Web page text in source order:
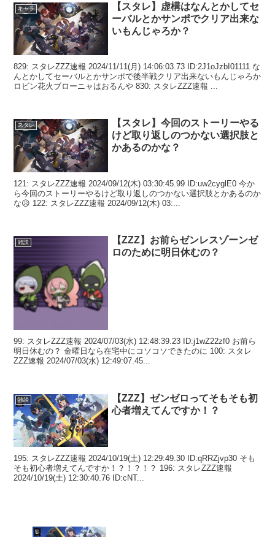
キャラ
【スタレ】虚構はなんとかしてセ
ーバルとかサンポでクリア出来な
いもんじゃろか？
829: スタレZZZ速報 2024/11/11(月) 14:06:03.73 ID:2J1oJzbI01111 な
んとかしてセーバルとかサンポで後半戦クリア出来ないもんじゃろか
ロビン花火ブローニャはおるんや 830: スタレZZZ速報 ...
スタレ
【スタレ】今回のストーリーやる
けど取り返しのつかない選択肢と
かあるのかな？
121: スタレZZZ速報 2024/09/12(木) 03:30:45.99 ID:uw2cyglE0 今か
ら今回のストーリーやるけど取り返しのつかない選択肢とかあるのか
な😥 122: スタレZZZ速報 2024/09/12(木) 03:...
雑談
【ZZZ】お前らゼンレスゾーンゼ
ロのために明日休むの？
99: スタレZZZ速報 2024/07/03(水) 12:48:39.23 ID:j1wZ22zf0 お前ら
明日休むの？ 金曜日なら在宅中にコソコソできたのに 100: スタレ
ZZZ速報 2024/07/03(水) 12:49:07.45...
雑談
【ZZZ】ゼンゼロってそもそも初
心者増えてんですか！？
195: スタレZZZ速報 2024/10/19(土) 12:29:49.30 ID:qRRZjvp30 そも
そも初心者増えてんですか！？！？！？ 196: スタレZZZ速報
2024/10/19(土) 12:30:40.76 ID:cNT...